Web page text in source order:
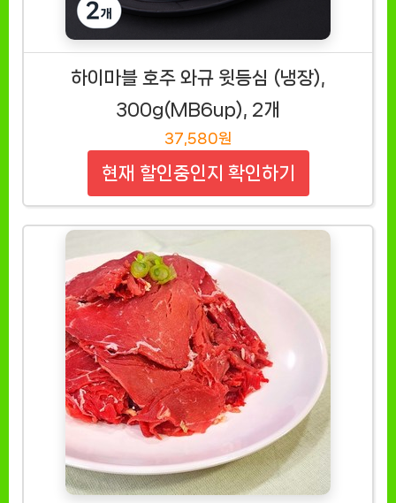
하이마블 호주 와규 윗등심 (냉장),
300g(MB6up), 2개
37,580원
현재 할인중인지 확인하기